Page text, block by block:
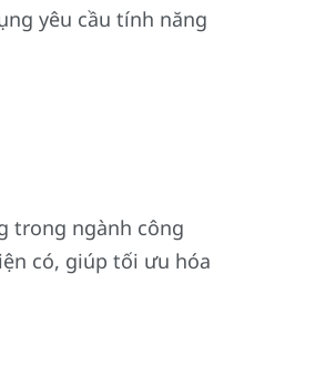
yêu cầu tính năng
trong ngành công
có, giúp tối ưu hóa